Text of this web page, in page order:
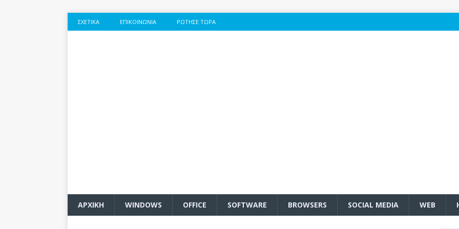
ΣΧΕΤΙΚΆ ΕΠΙΚΟΙΝΩΝΊΑ ΡΏΤΗΣΕ ΤΏΡΑ
ΑΡΧΙΚΗ WINDOWS OFFICE SOFTWARE BROWSERS SOCIAL MEDIA WEB